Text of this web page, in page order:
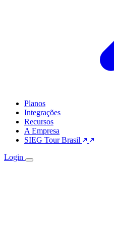
Planos
Integrações
Recursos
A Empresa
SIEG Tour Brasil
Login